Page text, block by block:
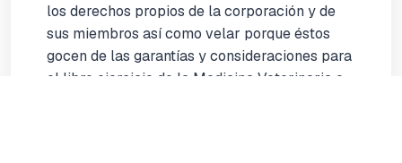
los derechos propios de la corporación y de
sus miembros así como velar porque éstos
gocen de las garantías y consideraciones para
el libre ejercicio de la Medicina Veterinaria e